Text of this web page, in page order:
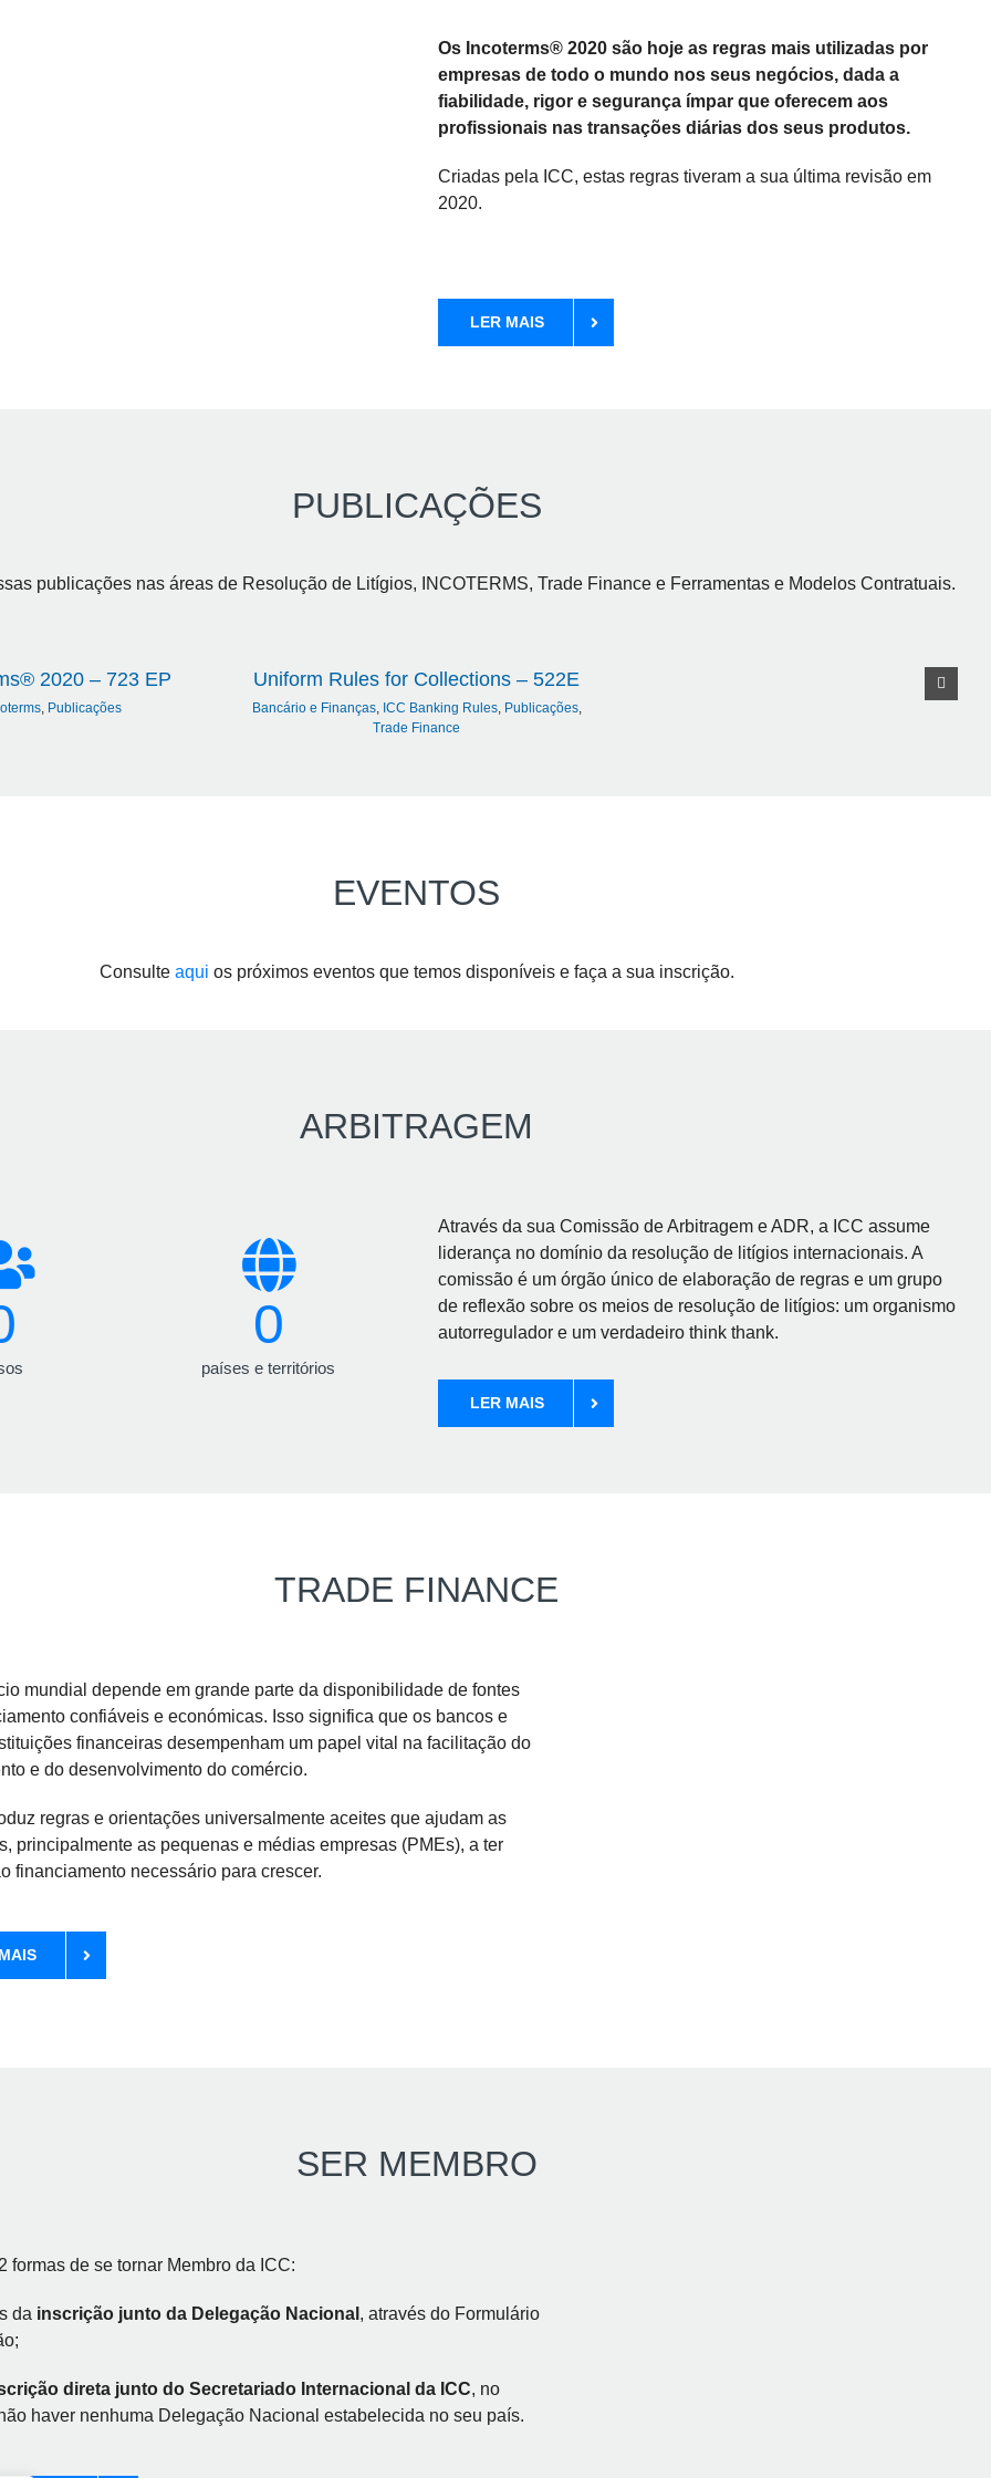
Os Incoterms® 2020 são hoje as regras mais utilizadas por
empresas de todo o mundo nos seus negócios, dada a
fiabilidade, rigor e segurança ímpar que oferecem aos
profissionais nas transações diárias dos seus produtos.
Criadas pela ICC, estas regras tiveram a sua última revisão em
2020.
LER MAIS
PUBLICAÇÕES
publicações nas áreas de Resolução de Litígios, INCOTERMS, Trade Finance e Ferramentas e Modelos Contratuais.
2020 – 723 EP
, Publicações
Uniform Rules for Collections – 522E
Bancário e Finanças, ICC Banking Rules, Publicações,
Trade Finance
EVENTOS
Consulte aqui os próximos eventos que temos disponíveis e faça a sua inscrição.
ARBITRAGEM
0
países e territórios
Através da sua Comissão de Arbitragem e ADR, a ICC assume
liderança no domínio da resolução de litígios internacionais. A
comissão é um órgão único de elaboração de regras e um grupo
de reflexão sobre os meios de resolução de litígios: um organismo
autorregulador e um verdadeiro think thank.
LER MAIS
TRADE FINANCE
mundial depende em grande parte da disponibilidade de fontes
confiáveis e económicas. Isso significa que os bancos e
financeiras desempenham um papel vital na facilitação do
e do desenvolvimento do comércio.
regras e orientações universalmente aceites que ajudam as
principalmente as pequenas e médias empresas (PMEs), a ter
financiamento necessário para crescer.
SER MEMBRO
formas de se tornar Membro da ICC:
da inscrição junto da Delegação Nacional , através do Formulário
direta junto do Secretariado Internacional da ICC, no
haver nenhuma Delegação Nacional estabelecida no seu país.